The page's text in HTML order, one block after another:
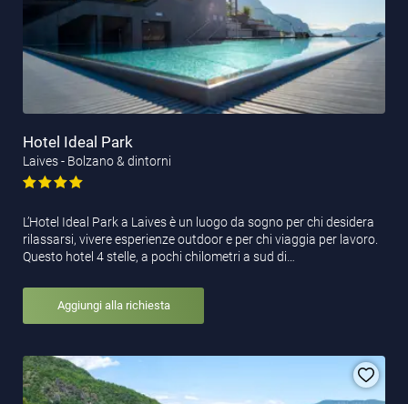
Hotel Ideal Park
Laives - Bolzano & dintorni
L’Hotel Ideal Park a Laives è un luogo da sogno per chi desidera
rilassarsi, vivere esperienze outdoor e per chi viaggia per lavoro.
Questo hotel 4 stelle, a pochi chilometri a sud di…
Aggiungi alla richiesta